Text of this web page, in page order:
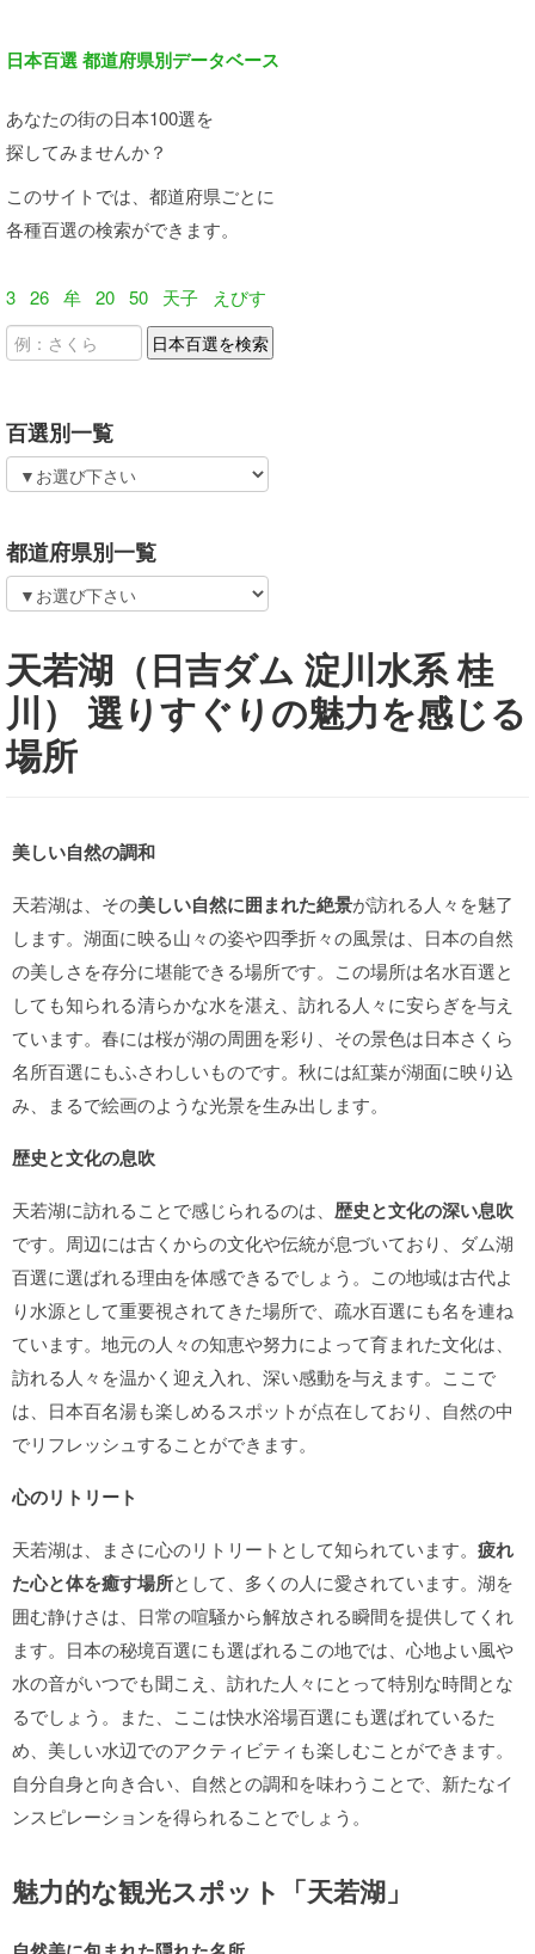
日本百選 都道府県別データベース
あなたの街の日本100選を
探してみませんか？
このサイトでは、都道府県ごとに
各種百選の検索ができます。
3 26 牟 20 50 天子 えびす
百選別一覧
都道府県別一覧
天若湖（日吉ダム 淀川水系 桂
川） 選りすぐりの魅力を感じる
場所
美しい自然の調和
天若湖は、その美しい自然に囲まれた絶景が訪れる人々を魅了
します。湖面に映る山々の姿や四季折々の風景は、日本の自然
の美しさを存分に堪能できる場所です。この場所は名水百選と
しても知られる清らかな水を湛え、訪れる人々に安らぎを与え
ています。春には桜が湖の周囲を彩り、その景色は日本さくら
名所百選にもふさわしいものです。秋には紅葉が湖面に映り込
み、まるで絵画のような光景を生み出します。
歴史と文化の息吹
天若湖に訪れることで感じられるのは、 歴史と文化の深い息吹
です。周辺には古くからの文化や伝統が息づいており、ダム湖
百選に選ばれる理由を体感できるでしょう。この地域は古代よ
り水源として重要視されてきた場所で、疏水百選にも名を連ね
ています。地元の人々の知恵や努力によって育まれた文化は、
訪れる人々を温かく迎え入れ、深い感動を与えます。ここで
は、日本百名湯も楽しめるスポットが点在しており、自然の中
でリフレッシュすることができます。
心のリトリート
天若湖は、まさに心のリトリートとして知られています。 疲れ
た心と体を癒す場所として、多くの人に愛されています。湖を
囲む静けさは、日常の喧騒から解放される瞬間を提供してくれ
ます。日本の秘境百選にも選ばれるこの地では、心地よい風や
水の音がいつでも聞こえ、訪れた人々にとって特別な時間とな
るでしょう。また、ここは快水浴場百選にも選ばれているた
め、美しい水辺でのアクティビティも楽しむことができます。
自分自身と向き合い、自然との調和を味わうことで、新たなイ
ンスピレーションを得られることでしょう。
魅力的な観光スポット「天若湖」